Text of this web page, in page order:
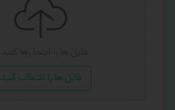
فایل ها را انتخاب کنید